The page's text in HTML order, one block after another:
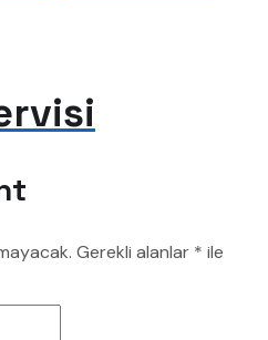
Gerekli alanlar * ile